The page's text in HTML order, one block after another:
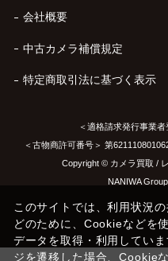
会社概要
中古カメラ補償規定
特定商取引法に基づく表示
＜適格請求発行事業
＜古物商許可番号＞ 第
Copyright © カメラ買取 /
NANIWA
このサイトでは、利用状況
どのために、Cookieなどを
データを取得・利用してい
ジを遷移した場合、Cookie